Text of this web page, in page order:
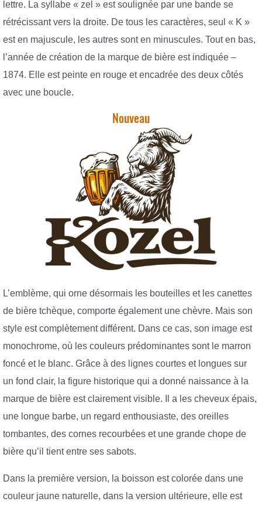
lettre. La syllabe « zel » est soulignée par une bande se
rétrécissant vers la droite. De tous les caractères, seul « K »
est en majuscule, les autres sont en minuscules. Tout en bas,
l’année de création de la marque de bière est indiquée –
1874. Elle est peinte en rouge et encadrée des deux côtés
avec une boucle.
Nouveau
L’emblème, qui orne désormais les bouteilles et les canettes
de bière tchèque, comporte également une chèvre. Mais son
style est complètement différent. Dans ce cas, son image est
monochrome, où les couleurs prédominantes sont le marron
foncé et le blanc. Grâce à des lignes courtes et longues sur
un fond clair, la figure historique qui a donné naissance à la
marque de bière est clairement visible. Il a les cheveux épais,
une longue barbe, un regard enthousiaste, des oreilles
tombantes, des cornes recourbées et une grande chope de
bière qu’il tient entre ses sabots.
Dans la première version, la boisson est colorée dans une
couleur jaune naturelle, dans la version ultérieure, elle est